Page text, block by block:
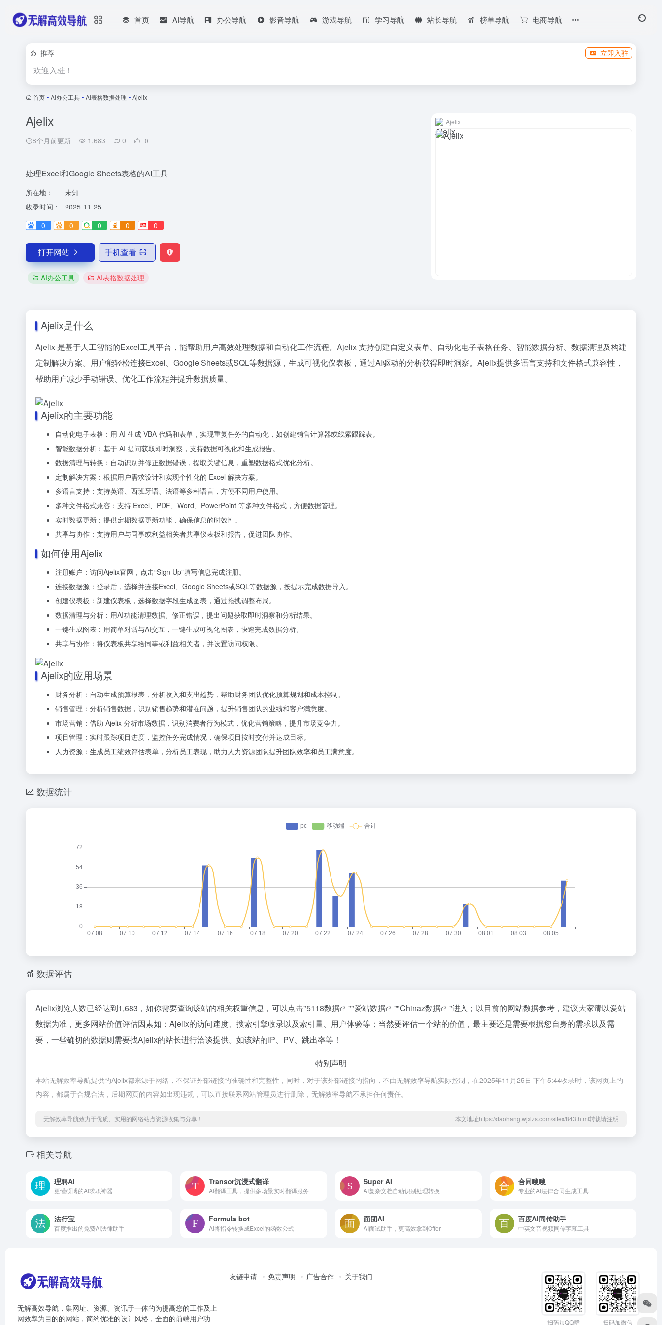
首页 AI导航 办公导航 影音导航 游戏导航 学习导航 站长导航 榜单导航 电商导航
推荐 立即入驻
欢迎入驻！
首页 • AI办公工具 • AI表格数据处理 • Ajelix
Ajelix
8个月前更新 1,683 0 0
处理Excel和Google Sheets表格的AI工具
所在地：
未知
收录时间：
2025-11-25
0
0 0 0 0
打开网站 手机查看
AI办公工具 AI表格数据处理
Ajelix
Ajelix是什么
Ajelix 是基于人工智能的Excel工具平台，能帮助用户高效处理数据和自动化工作流程。Ajelix 支持创建自定义表单、自动化电子表格任务、智能数据分析、数据清理及构建
定制解决方案。用户能轻松连接Excel、Google Sheets或SQL等数据源，生成可视化仪表板，通过AI驱动的分析获得即时洞察。Ajelix提供多语言支持和文件格式兼容性，
帮助用户减少手动错误、优化工作流程并提升数据质量。
Ajelix的主要功能
自动化电子表格：用 AI 生成 VBA 代码和表单，实现重复任务的自动化，如创建销售计算器或线索跟踪表。
智能数据分析：基于 AI 提问获取即时洞察，支持数据可视化和生成报告。
数据清理与转换：自动识别并修正数据错误，提取关键信息，重塑数据格式优化分析。
定制解决方案：根据用户需求设计和实现个性化的 Excel 解决方案。
多语言支持：支持英语、西班牙语、法语等多种语言，方便不同用户使用。
多种文件格式兼容：支持 Excel、PDF、Word、PowerPoint 等多种文件格式，方便数据管理。
实时数据更新：提供定期数据更新功能，确保信息的时效性。
共享与协作：支持用户与同事或利益相关者共享仪表板和报告，促进团队协作。
如何使用Ajelix
注册账户：访问Ajelix官网，点击“Sign Up”填写信息完成注册。
连接数据源：登录后，选择并连接Excel、Google Sheets或SQL等数据源，按提示完成数据导入。
创建仪表板：新建仪表板，选择数据字段生成图表，通过拖拽调整布局。
数据清理与分析：用AI功能清理数据、修正错误，提出问题获取即时洞察和分析结果。
一键生成图表：用简单对话与AI交互，一键生成可视化图表，快速完成数据分析。
共享与协作：将仪表板共享给同事或利益相关者，并设置访问权限。
Ajelix的应用场景
财务分析：自动生成预算报表，分析收入和支出趋势，帮助财务团队优化预算规划和成本控制。
销售管理：分析销售数据，识别销售趋势和潜在问题，提升销售团队的业绩和客户满意度。
市场营销：借助 Ajelix 分析市场数据，识别消费者行为模式，优化营销策略，提升市场竞争力。
项目管理：实时跟踪项目进度，监控任务完成情况，确保项目按时交付并达成目标。
人力资源：生成员工绩效评估表单，分析员工表现，助力人力资源团队提升团队效率和员工满意度。
数据统计
数据评估
Ajelix浏览人数已经达到1,683，如你需要查询该站的相关权重信息，可以点击"5118数据 ""爱站数据 ""Chinaz数据
"进入；以目前的网站数据参考，建议大家请以爱站
数据为准，更多网站价值评估因素如：Ajelix的访问速度、搜索引擎收录以及索引量、用户体验等；当然要评估一个站的价值，最主要还是需要根据您自身的需求以及需
要，一些确切的数据则需要找Ajelix的站长进行洽谈提供。如该站的IP、PV、跳出率等！
特别声明
本站无解效率导航提供的Ajelix都来源于网络，不保证外部链接的准确性和完整性，同时，对于该外部链接的指向，不由无解效率导航实际控制，在2025年11月25日 下午5:44收录时，该网页上的
内容，都属于合规合法，后期网页的内容如出现违规，可以直接联系网站管理员进行删除，无解效率导航不承担任何责任。
无解效率导航致力于优质、实用的网络站点资源收集与分享！ 本文地址https://daohang.wjxlzs.com/sites/843.html转载请注明
相关导航
理聘AI
更懂硕博的AI求职神器
Transor沉浸式翻译
AI翻译工具，提供多场景实时翻译服务
Super AI
AI复杂文档自动识别处理转换
合同嗖嗖
专业的AI法律合同生成工具
法行宝
百度推出的免费AI法律助手
Formula bot
AI将指令转换成Excel的函数公式
面团AI
AI面试助手，更高效拿到Offer
百度AI同传助手
中英文音视频同传字幕工具
无解高效导航，集网址、资源、资讯于一体的为提高您的工作及上
网效率为目的的网站，简约优雅的设计风格，全面的前端用户功
友链申请 免责声明 广告合作 关于我们
扫码加QQ群 扫码加微信